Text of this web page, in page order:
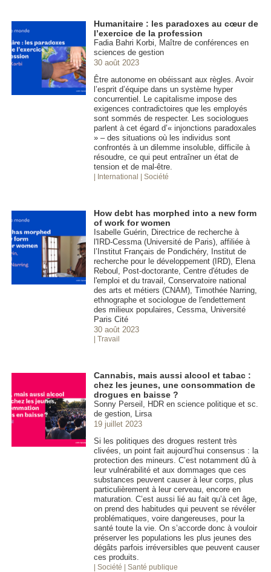
Humanitaire : les paradoxes au cœur de
l’exercice de la profession
Fadia Bahri Korbi, Maître de conférences en
sciences de gestion
30 août 2023
Être autonome en obéissant aux règles. Avoir
l’esprit d’équipe dans un système hyper
concurrentiel. Le capitalisme impose des
exigences contradictoires que les employés
sont sommés de respecter. Les sociologues
parlent à cet égard d’« injonctions paradoxales
» – des situations où les individus sont
confrontés à un dilemme insoluble, difficile à
résoudre, ce qui peut entraîner un état de
tension et de mal-être.
| International | Société
How debt has morphed into a new form
of work for women
Isabelle Guérin, Directrice de recherche à
l'IRD-Cessma (Université de Paris), affiliée à
l’Institut Français de Pondichéry, Institut de
recherche pour le développement (IRD), Elena
Reboul, Post-doctorante, Centre d'études de
l'emploi et du travail, Conservatoire national
des arts et métiers (CNAM), Timothée Narring,
ethnographe et sociologue de l'endettement
des milieux populaires, Cessma, Université
Paris Cité
30 août 2023
| Travail
Cannabis, mais aussi alcool et tabac :
chez les jeunes, une consommation de
drogues en baisse ?
Sonny Perseil, HDR en science politique et sc.
de gestion, Lirsa
19 juillet 2023
Si les politiques des drogues restent très
clivées, un point fait aujourd’hui consensus : la
protection des mineurs. C’est notamment dû à
leur vulnérabilité et aux dommages que ces
substances peuvent causer à leur corps, plus
particulièrement à leur cerveau, encore en
maturation. C’est aussi lié au fait qu’à cet âge,
on prend des habitudes qui peuvent se révéler
problématiques, voire dangereuses, pour la
santé toute la vie. On s’accorde donc à vouloir
préserver les populations les plus jeunes des
dégâts parfois irréversibles que peuvent causer
ces produits.
| Société | Santé publique